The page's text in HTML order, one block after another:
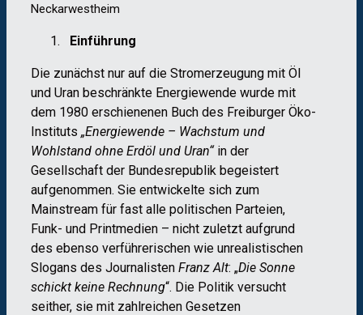
Neckarwestheim
Einführung
Die zunächst nur auf die Stromerzeugung mit Öl
und Uran beschränkte Energiewende wurde mit
dem 1980 erschienenen Buch des Freiburger Öko-
Instituts „Energiewende – Wachstum und
Wohlstand ohne Erdöl und Uran“in der
Gesellschaft der Bundesrepublik begeistert
aufgenommen. Sie entwickelte sich zum
Mainstream für fast alle politischen Parteien,
Funk- und Printmedien – nicht zuletzt aufgrund
des ebenso verführerischen wie unrealistischen
Slogans des Journalisten Franz Alt: „Die Sonne
schickt keine Rechnung“. Die Politik versucht
seither, sie mit zahlreichen Gesetzen